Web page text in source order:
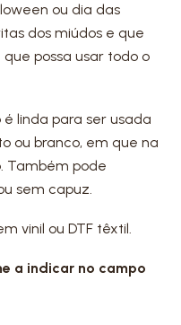
ou dia das
dos miúdos e que
possa usar todo o
linda para ser usada
ou branco, em que na
Também pode
sem capuz.
vinil ou DTF têxtil.
a indicar no campo